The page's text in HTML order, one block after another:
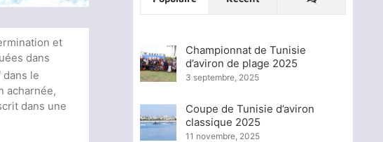
et
dans
dans le
acharnée,
dans une
Championnat de Tunisie
d’aviron de plage 2025
3 septembre, 2025
Coupe de Tunisie d’aviron
classique 2025
11 novembre, 2025